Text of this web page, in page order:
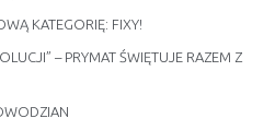
KATEGORIĘ: FIXY!
– PRYMAT ŚWIĘTUJE RAZEM Z